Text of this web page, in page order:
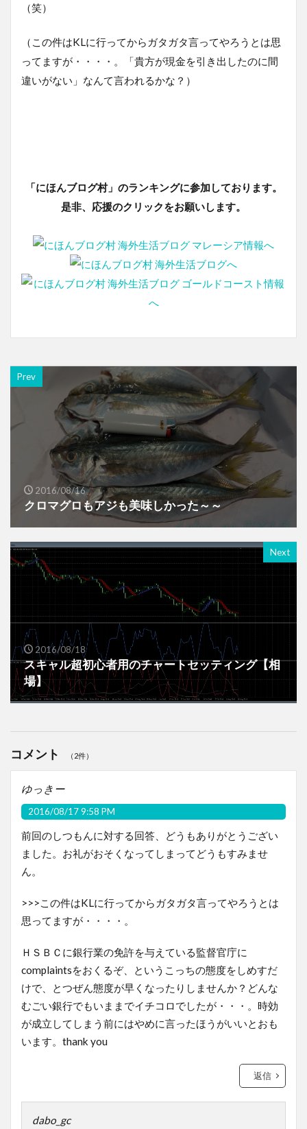
（笑）
（この件はKLに行ってからガタガタ言ってやろうとは思
ってますが・・・・。「貴方が現金を引き出したのに間
違いがない」なんて言われるかな？）
「にほんブログ村」のランキングに参加しております。
是非、応援のクリックをお願いします。
Prev
2016/08/16
クロマグロもアジも美味しかった～～
Next
2016/08/18
スキャル超初心者用のチャートセッティング【相
場】
コメント （2件）
ゆっきー
2016/08/17 9:58 PM
前回のしつもんに対する回答、どうもありがとうござい
ました。お礼がおそくなってしまってどうもすみませ
ん。
>>>この件はKLに行ってからガタガタ言ってやろうとは
思ってますが・・・・。
ＨＳＢＣに銀行業の免許を与えている監督官庁に
complaintsをおくるぞ、というこっちの態度をしめすだ
けで、とつぜん態度が早くなったりしませんか？どんな
むごい銀行でもいままでイチコロでしたが・・・。時効
が成立してしまう前にはやめに言ったほうがいいとおも
います。thank you
返信
dabo_gc